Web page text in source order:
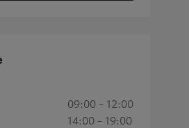
09:00 - 12:00
14:00 - 19:00